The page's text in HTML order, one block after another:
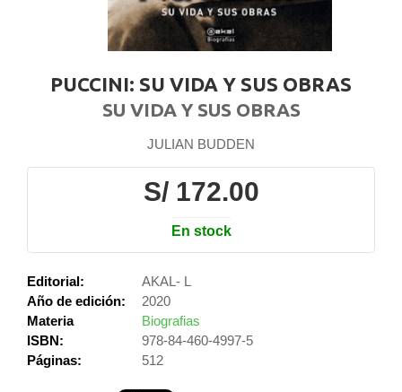
PUCCINI: SU VIDA Y SUS OBRAS
SU VIDA Y SUS OBRAS
JULIAN BUDDEN
S/ 172.00
En stock
Editorial:
AKAL- L
Año de edición:
2020
Materia
Biografias
ISBN:
978-84-460-4997-5
Páginas:
512